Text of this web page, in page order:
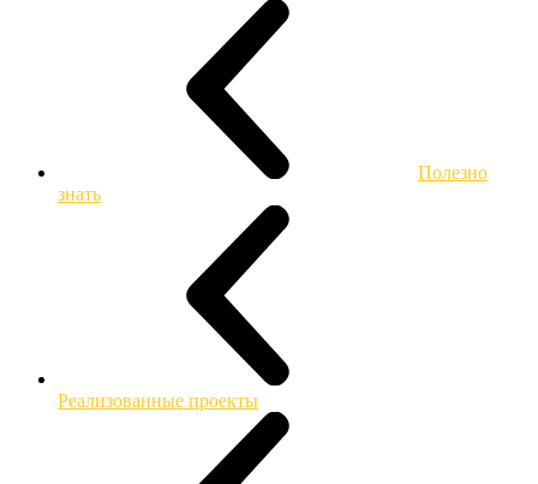
Полезно
знать
Реализованные проекты